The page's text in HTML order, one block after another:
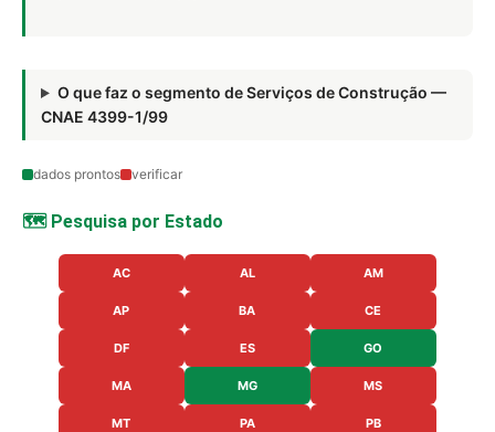
O que faz o segmento de Serviços de Construção —
CNAE 4399-1/99
dados prontos verificar
🗺️ Pesquisa por Estado
AC AL AM
AP BA CE
DF ES GO
MA MG MS
MT PA PB